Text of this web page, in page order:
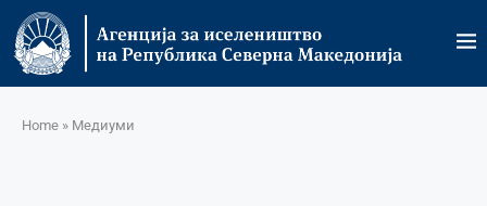
Home » Медиуми